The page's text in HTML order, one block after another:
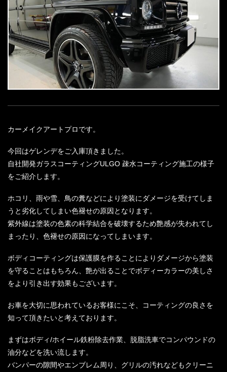
カーメイクアートプロです。
今回はゲレンデをご入庫頂きました。
自社開発ガラスコーティングULGO 疎水コーティング施工の様子
をご紹介します。
ホコリ、雨や雪、鳥の糞などにより塗装にダメージを受けてしま
うと劣化してしまい色褪せの原因となります。
紫外線は塗装の色素の科学結合を破壊するため艶感が失われてし
まったり、色褪せの原因になってしまいます。
ボディコーティングは保護膜を作ることによりダメージから塗装
を守ることはもちろん、艶が出ることでボディーカラーの美しさ
をより引き出す効果もございます。
お車を大切に思われているお客様にこそ、コーティングの良さを
知って頂きたいと考えております。
まずはボディ/ホイール鉄粉除去作業、脱脂洗車でコンパウンドの
油分などを洗い流します。
バンパーの隙間やエンブレム周り、グリルの汚れなどもクリーニ